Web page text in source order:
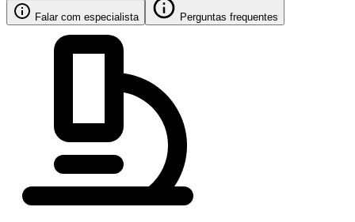
Falar com especialista Perguntas frequentes